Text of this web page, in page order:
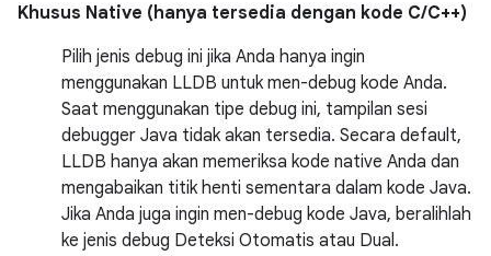
Khusus Native (hanya tersedia dengan kode C/C++)
Pilih jenis debug ini jika Anda hanya ingin
menggunakan LLDB untuk men-debug kode Anda.
Saat menggunakan tipe debug ini, tampilan sesi
debugger Java tidak akan tersedia. Secara default,
LLDB hanya akan memeriksa kode native Anda dan
mengabaikan titik henti sementara dalam kode Java.
Jika Anda juga ingin men-debug kode Java, beralihlah
ke jenis debug Deteksi Otomatis atau Dual.